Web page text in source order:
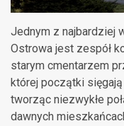
Jednym z najbardziej
Ostrowa jest zespół
starym cmentarzem
której początki
tworząc niezwykłe
dawnych